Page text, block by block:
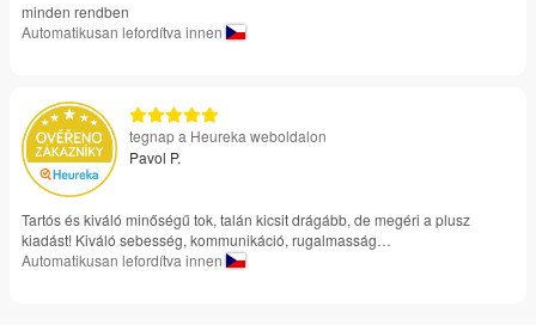
minden rendben
Automatikusan lefordítva innen
tegnap a Heureka weboldalon
Pavol P.
Tartós és kiváló minőségű tok, talán kicsit drágább, de megéri a plusz
kiadást! Kiváló sebesség, kommunikáció, rugalmasság…
Automatikusan lefordítva innen